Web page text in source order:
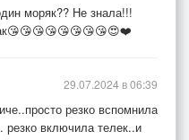
моряк?? Не знала!!!
резко вспомнила
резко включила телек..и
29.07.2024 в 06:39